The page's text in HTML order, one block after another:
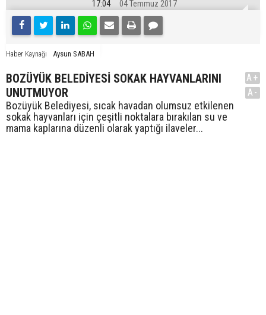
17:04 04 Temmuz 2017
Haber Kaynağı Aysun SABAH
BOZÜYÜK BELEDİYESİ SOKAK HAYVANLARINI
UNUTMUYOR
Bozüyük Belediyesi, sıcak havadan olumsuz etkilenen
sokak hayvanları için çeşitli noktalara bırakılan su ve
mama kaplarına düzenli olarak yaptığı ilaveler...
A+
A-